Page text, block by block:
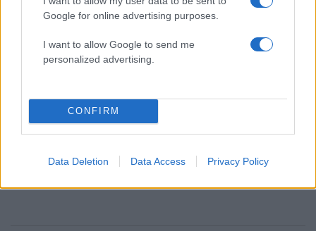
Google for online advertising purposes.
I want to allow Google to send me
personalized advertising.
CONFIRM
Data Deletion Data Access Privacy Policy
Όροι Χρήσης
. Το site προστατεύεται από reCAPTCHA, ισχύουν
Lifestyle
Share:
ενημερωθείτε πρώτοι για όλη την ειδησεογραφία και τα
τελευταία νέατης ημέρας